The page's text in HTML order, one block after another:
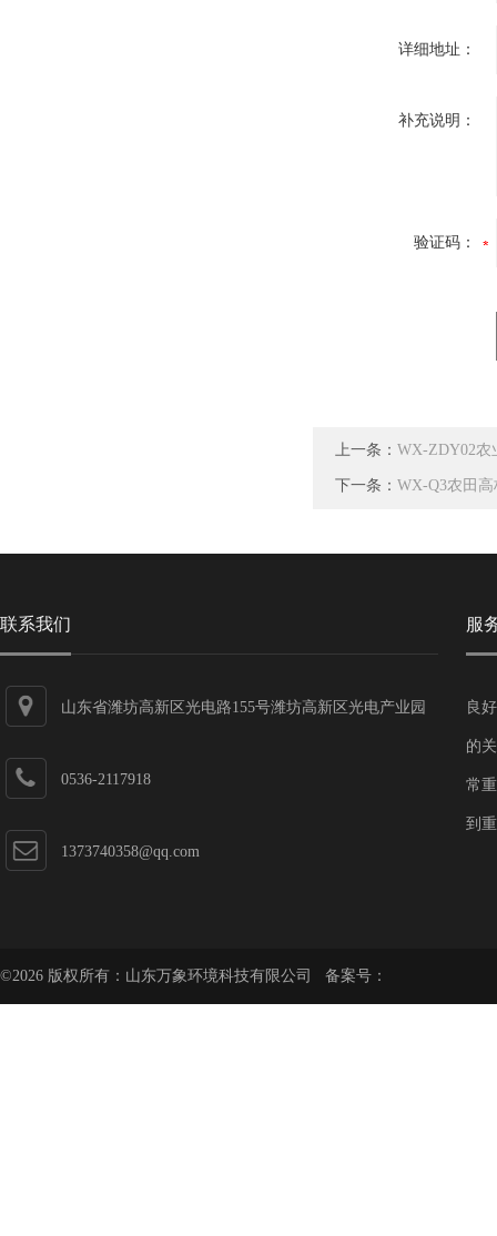
详细地址：
补充说明：
验证码：
上一条： WX-ZDY02农
下一条： WX-Q3农田
联系我们
山东省潍坊高新区光电路155号潍坊高新区光电产业园
0536-2117918
1373740358@qq.com
服
良
的
常
到
©2026 版权所有：山东万象环境科技有限公司 备案号：